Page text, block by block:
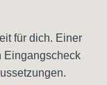
für dich. Einer
Eingangscheck